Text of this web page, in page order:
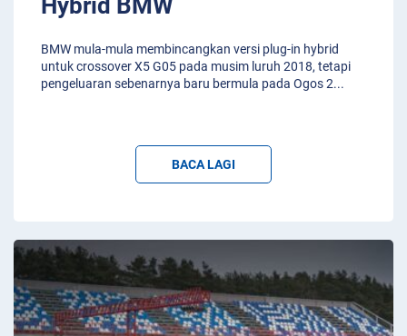
BMW mula-mula membincangkan versi plug-in hybrid
untuk crossover X5 G05 pada musim luruh 2018, tetapi
pengeluaran sebenarnya baru bermula pada Ogos 2...
BACA LAGI